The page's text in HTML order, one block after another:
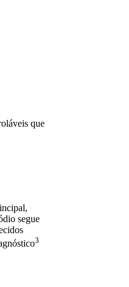
que
segue
3